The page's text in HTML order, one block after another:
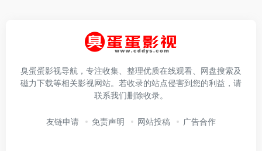
臭蛋蛋影视导航，专注收集、整理优质在线观看、网盘搜索及
磁力下载等相关影视网站。若收录的站点侵害到您的利益，请
联系我们删除收录。
友链申请 免责声明 网站投稿 广告合作